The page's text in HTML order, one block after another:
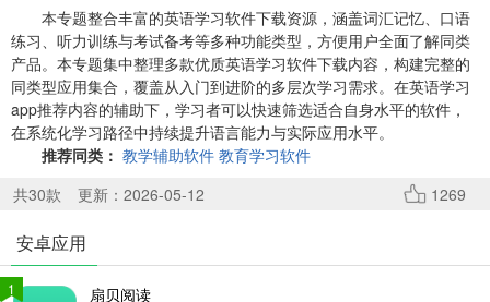
183款应用
438款应用
184款应用
新闻阅读
43款应用
金融理财
54款应用
媒体影音
601款应用
系统工具
644款应用
健康医疗
334款应用
娱乐资讯
本专题整合丰富的英语学习软件下载资源，涵盖词汇记忆、口语
练习、听力训练与考试备考等多种功能类型，方便用户全面了解同类
产品。本专题集中整理多款优质英语学习软件下载内容，构建完整的
同类型应用集合，覆盖从入门到进阶的多层次学习需求。在英语学习
app推荐内容的辅助下，学习者可以快速筛选适合自身水平的软件，
在系统化学习路径中持续提升语言能力与实际应用水平。
推荐同类： 教学辅助软件 教育学习软件
共30款 更新：2026-05-12 1269
安卓应用
扇贝阅读
1